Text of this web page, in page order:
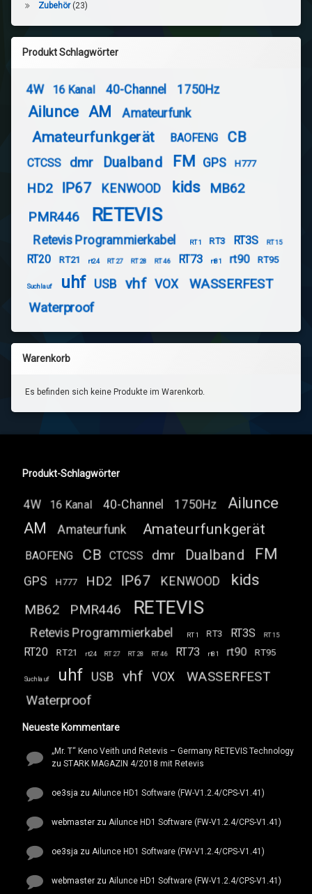
Zubehör (23)
Produkt Schlagwörter
4W 16 Kanal 40-Channel 1750Hz
Ailunce AM Amateurfunk
Amateurfunkgerät BAOFENG CB
CTCSS dmr Dualband FM GPS H777
HD2 IP67 KENWOOD kids
MB62
PMR446
RETEVIS
Retevis Programmierkabel RT1 RT3 RT3S RT15
RT20 RT21 rt24 RT27 RT28 RT46 RT73 rt81 rt90 RT95
Suchlauf uhf USB vhf VOX
WASSERFEST
Waterproof
Warenkorb
Es befinden sich keine Produkte im Warenkorb.
Produkt-Schlagwörter
4W 16 Kanal 40-Channel 1750Hz
Ailunce
AM
Amateurfunk Amateurfunkgerät
BAOFENG CB CTCSS dmr Dualband FM
GPS H777 HD2 IP67 KENWOOD kids
MB62 PMR446 RETEVIS
Retevis Programmierkabel RT1 RT3 RT3S RT15
RT20 RT21 rt24 RT27 RT28 RT46 RT73 rt81 rt90 RT95
Suchlauf uhf USB vhf VOX
WASSERFEST
Waterproof
Neueste Kommentare
„Mr. T“ Keno Veith und Retevis – Germany RETEVIS Technology
zu STARK MAGAZIN 4/2018 mit Retevis
oe3sja zu Ailunce HD1 Software (FW-V1.2.4/CPS-V1.41)
webmasterzu Ailunce HD1 Software (FW-V1.2.4/CPS-V1.41)
oe3sja zu Ailunce HD1 Software (FW-V1.2.4/CPS-V1.41)
webmasterzu Ailunce HD1 Software (FW-V1.2.4/CPS-V1.41)